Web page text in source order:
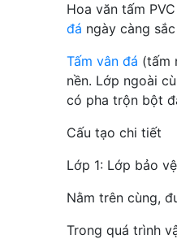
Hoa văn tấm
đá ngày càng
Tấm vân đá (tấm
nền. Lớp ngoài
có pha trộn bột
Cấu tạo chi tiết
Lớp 1: Lớp bảo
Nằm trên cùng,
Trong quá trình